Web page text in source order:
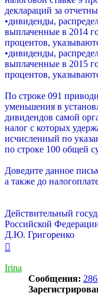
деклараций за
•дивиденды,
выплаченные в 2014
процентов,
•дивиденды,
выплаченные в 2015
процентов,
По строке 091
уменьшения в
дивидендов самой
налог с которых
исчисленный по
по строке 100 общей
Доведите данное
а также до
Действительный
Российской
Д.Ю. Григоренко
началу
Irina
Сообщения: